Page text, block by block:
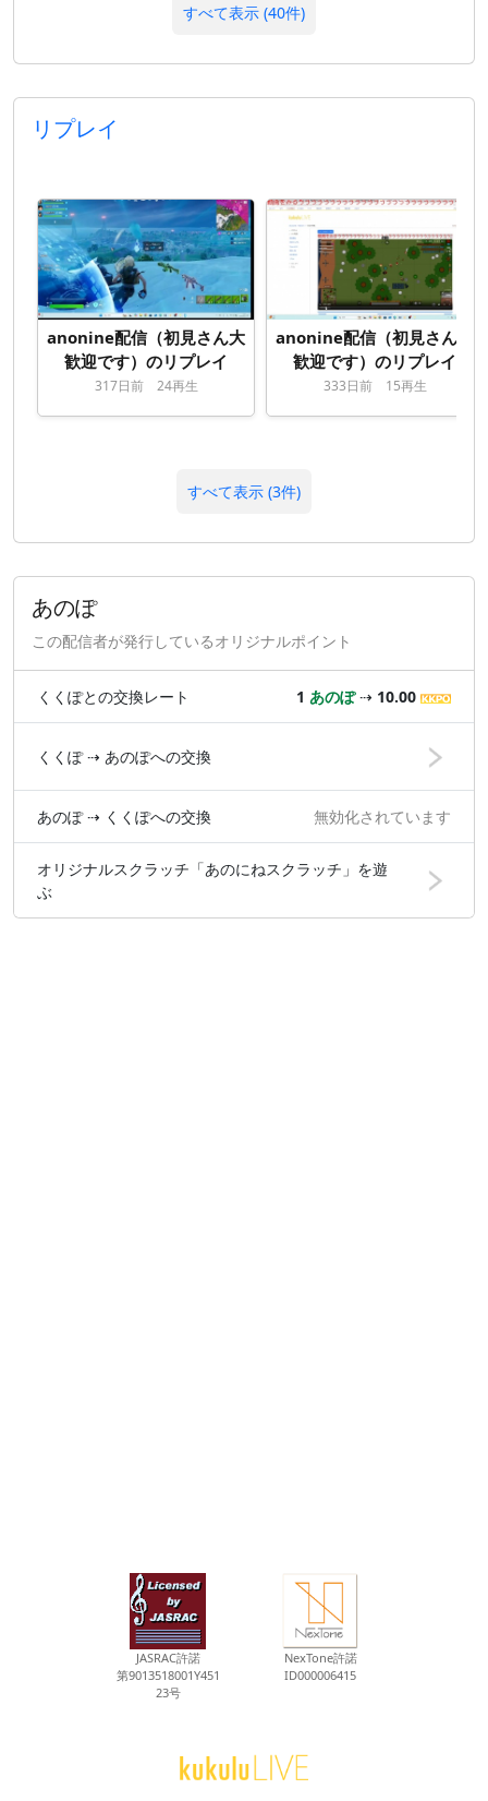
すべて表示 (40件)
リプレイ
anonine配信（初見さん大
歓迎です）のリプレイ
317日前24再生
anonine配信（初見さん大
歓迎です）のリプレイ
333日前15再生
すべて表示 (3件)
あのぽ
この配信者が発行しているオリジナルポイント
くくぽとの交換レート 1 あのぽ⇢ 10.00
くくぽ ⇢ あのぽへの交換
あのぽ ⇢ くくぽへの交換 無効化されています
オリジナルスクラッチ「あのにねスクラッチ」を遊
ぶ
JASRAC許諾
第9013518001Y451
23号
NexTone許諾
ID000006415